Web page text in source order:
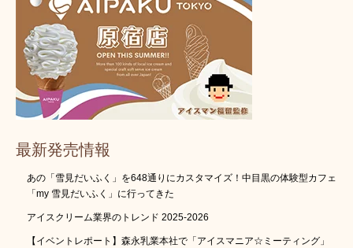
最新発売情報
あの「雪見だいふく」を648通りにカスタマイズ！中目黒の体験型カフェ
「my 雪見だいふく」に行ってきた
アイスクリーム業界のトレンド 2025-2026
【イベントレポート】森永乳業本社で「アイスマニア☆ミーティング」